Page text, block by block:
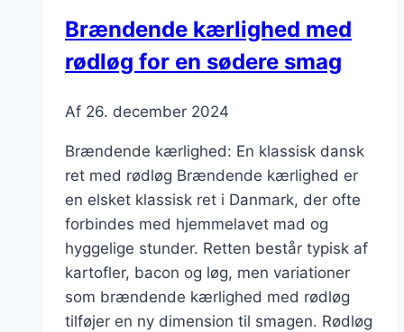
i
køkkenet
Brændende kærlighed med
rødløg for en sødere smag
Af 26. december 2024
Brændende kærlighed: En klassisk dansk
ret med rødløg Brændende kærlighed er
en elsket klassisk ret i Danmark, der ofte
forbindes med hjemmelavet mad og
hyggelige stunder. Retten består typisk af
kartofler, bacon og løg, men variationer
som brændende kærlighed med rødløg
tilføjer en ny dimension til smagen. Rødløg